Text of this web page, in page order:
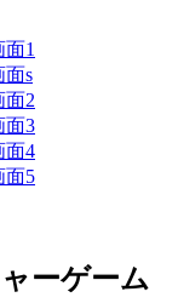
ーゲーム